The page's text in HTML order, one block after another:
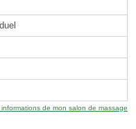
de mon salon de massage